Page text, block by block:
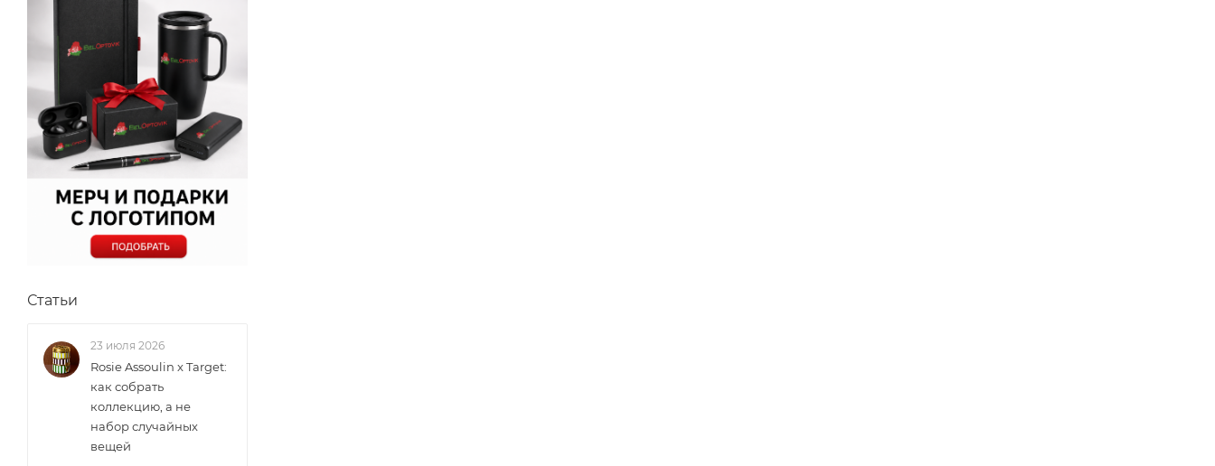
Статьи
23 июля 2026
Rosie Assoulin x Target:
как собрать
коллекцию, а не
набор случайных
вещей